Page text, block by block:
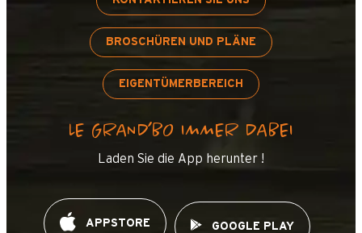
BROSCHÜREN UND PLÄNE
EIGENTÜMERBEREICH
LE GRAND’BO IMMER DABEI
Laden Sie die App herunter !
APPSTORE GOOGLE PLAY